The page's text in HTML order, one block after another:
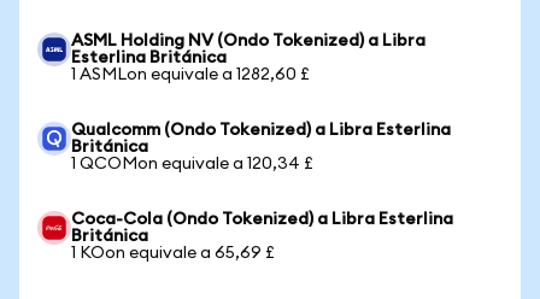
ASML Holding NV (Ondo Tokenized) a Libra
Esterlina Británica
1 ASMLon equivale a 1282,60 £
Qualcomm (Ondo Tokenized) a Libra Esterlina
Británica
1 QCOMon equivale a 120,34 £
Coca-Cola (Ondo Tokenized) a Libra Esterlina
Británica
1 KOon equivale a 65,69 £